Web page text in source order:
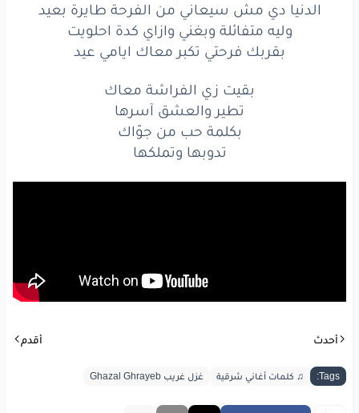
الدنيا دي مش سيعاني من الفرحة طايرة بعيد
وليه متفائلة وبغني وازاي كدة احلويت
بقربك فرحتي تكبر معاك ايامي عيد
بقيت زي الفراشة معاك
تطير والعشق آسرها
بكلمة حب من جوّاك
تدوبها وتملكها
أحدث أقدم
Tags: ♫ كلمات أغاني شرقية غزل غريب Ghazal Ghrayeb